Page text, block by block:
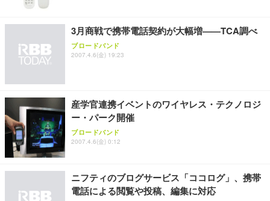
3月商戦で携帯電話契約が大幅増——TCA調べ
ブロードバンド
2007.4.6(金) 19:23
産学官連携イベントのワイヤレス・テクノロジ
ー・パーク開催
ブロードバンド
2007.4.6(金) 0:12
ニフティのブログサービス「ココログ」、携帯
電話による閲覧や投稿、編集に対応